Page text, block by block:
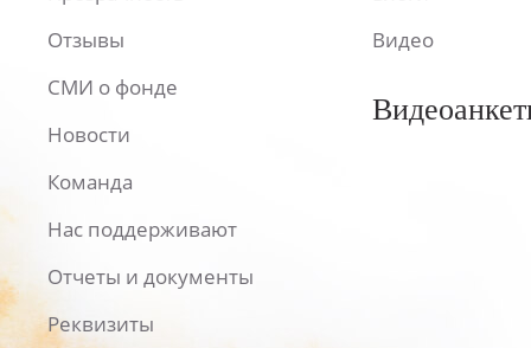
Отзывы
СМИ о фонде
Новости
Команда
Нас поддерживают
Отчеты и документы
Реквизиты
Видео